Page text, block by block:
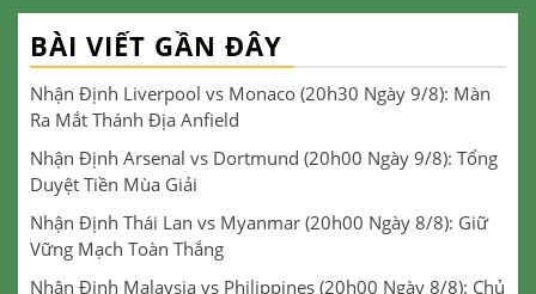
BÀI VIẾT GẦN ĐÂY
Nhận Định Liverpool vs Monaco (20h30 Ngày 9/8): Màn
Ra Mắt Thánh Địa Anfield
Nhận Định Arsenal vs Dortmund (20h00 Ngày 9/8): Tổng
Duyệt Tiền Mùa Giải
Nhận Định Thái Lan vs Myanmar (20h00 Ngày 8/8): Giữ
Vững Mạch Toàn Thắng
Nhận Định Malaysia vs Philippines (20h00 Ngày 8/8): Chủ